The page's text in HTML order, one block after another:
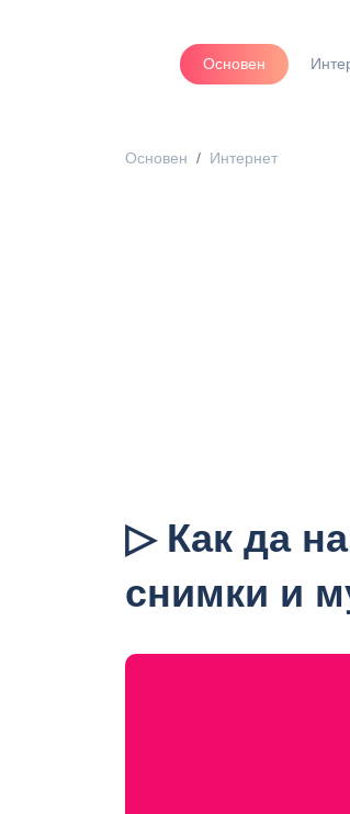
Основен
Основен Интернет
▷ Как да
снимки и